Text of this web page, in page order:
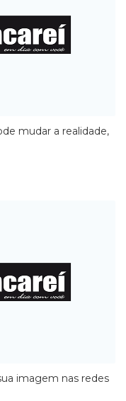
mudar a realidade,
imagem nas redes